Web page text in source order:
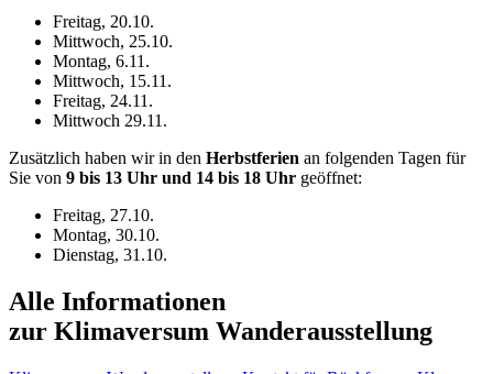
Freitag, 20.10.
Mittwoch, 25.10.
Montag, 6.11.
Mittwoch, 15.11.
Freitag, 24.11.
Mittwoch 29.11.
Zusätzlich haben wir in den Herbstferien an folgenden Tagen für
Sie von 9 bis 13 Uhr und 14 bis 18 Uhr geöffnet:
Freitag, 27.10.
Montag, 30.10.
Dienstag, 31.10.
Alle Informationen
zur Klimaversum Wanderausstellung